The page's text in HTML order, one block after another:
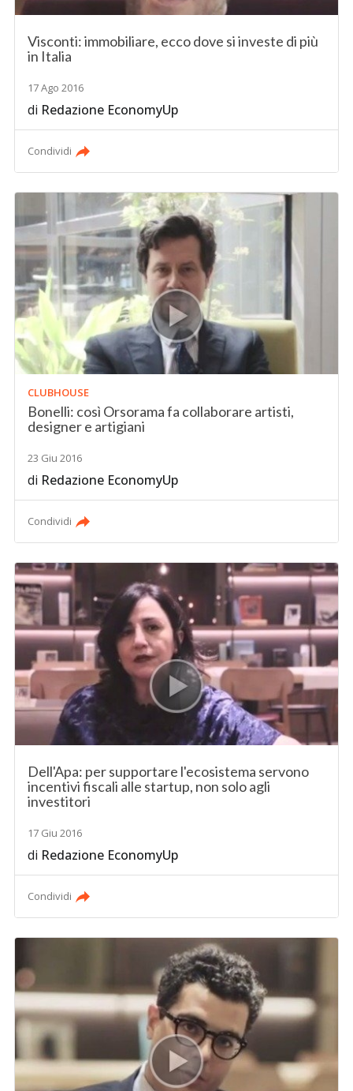
Visconti: immobiliare, ecco dove si investe di più
in Italia
17 Ago 2016
di Redazione EconomyUp
Condividi
CLUBHOUSE
Bonelli: così Orsorama fa collaborare artisti,
designer e artigiani
23 Giu 2016
di Redazione EconomyUp
Condividi
Dell'Apa: per supportare l'ecosistema servono
incentivi fiscali alle startup, non solo agli
investitori
17 Giu 2016
di Redazione EconomyUp
Condividi